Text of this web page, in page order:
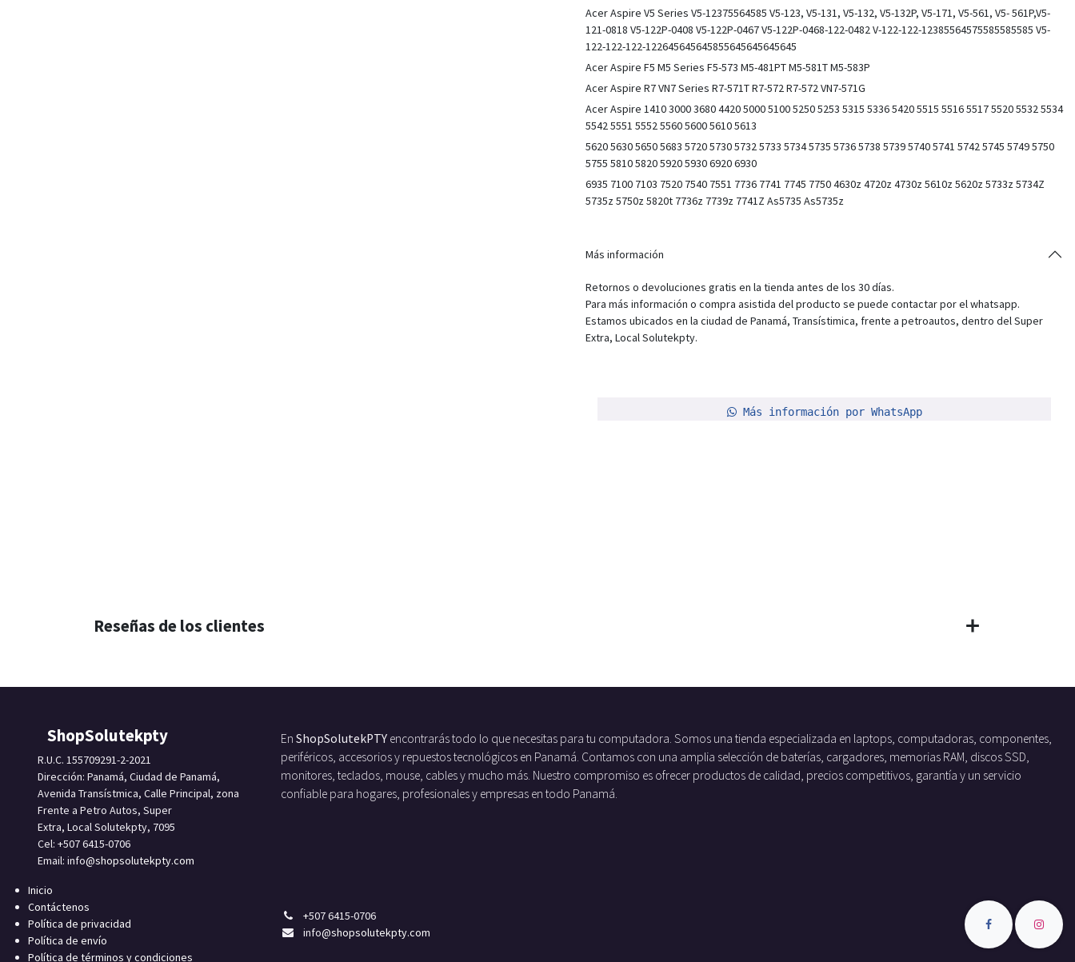
Acer Aspire V5 Series V5-12375564585 V5-123, V5-131, V5-132, V5-132P, V5-171, V5-561, V5- 561P,V5-
121-0818 V5-122P-0408 V5-122P-0467 V5-122P-0468-122-0482 V-122-122-12385564575585585585 V5-
122-122-122-122645645645855645645645645
Acer Aspire F5 M5 Series F5-573 M5-481PT M5-581T M5-583P
Acer Aspire R7 VN7 Series R7-571T R7-572 R7-572 VN7-571G
Acer Aspire 1410 3000 3680 4420 5000 5100 5250 5253 5315 5336 5420 5515 5516 5517 5520 5532 5534
5542 5551 5552 5560 5600 5610 5613
5620 5630 5650 5683 5720 5730 5732 5733 5734 5735 5736 5738 5739 5740 5741 5742 5745 5749 5750
5755 5810 5820 5920 5930 6920 6930
6935 7100 7103 7520 7540 7551 7736 7741 7745 7750 4630z 4720z 4730z 5610z 5620z 5733z 5734Z
5735z 5750z 5820t 7736z 7739z 7741Z As5735 As5735z
Más información
Retornos o devoluciones gratis en la tienda antes de los 30 días.
Para más información o compra asistida del producto se puede contactar por el whatsapp.
Estamos ubicados en la ciudad de Panamá, Transístimica, frente a petroautos, dentro del Super
Extra, Local Solutekpty.
Más información por WhatsApp
Reseñas de los clientes
ShopSolutekpty
R.U.C. 155709291-2-2021
Dirección: Panamá, Ciudad de Panamá,
Avenida Transístmica, Calle Principal, zona
Frente a Petro Autos, Super
Extra, Local Solutekpty, 7095
Cel: +507 6415-0706
Email: info@shopsolutekpty.com
En ShopSolutekPTY encontrarás todo lo que necesitas para tu computadora. Somos una tienda especializada en laptops, computadoras, componentes,
periféricos, accesorios y repuestos tecnológicos en Panamá. Contamos con una amplia selección de baterías, cargadores, memorias RAM, discos SSD,
monitores, teclados, mouse, cables y mucho más. Nuestro compromiso es ofrecer productos de calidad, precios competitivos, garantía y un servicio
confiable para hogares, profesionales y empresas en todo Panamá.
Inicio
Contáctenos
Política de privacidad
Política de envío
Política de términos y condiciones
+507 6415-0706
info@shopsolutekpty.com